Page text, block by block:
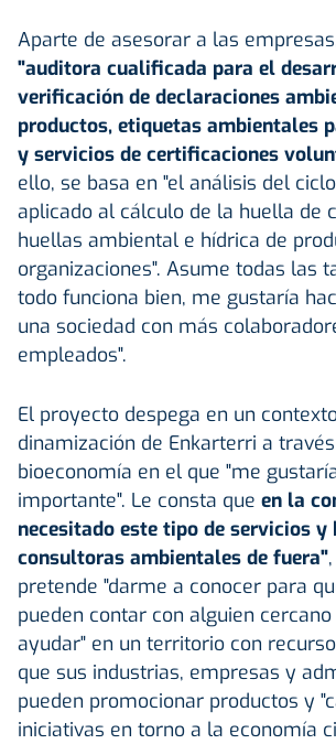
Aparte de asesorar a las
"auditora cualificada para el
verificación de declaraciones
productos, etiquetas ambientales
y servicios de certificaciones
ello, se basa en "el análisis del
aplicado al cálculo de la huella de
huellas ambiental e hídrica de
organizaciones". Asume todas las
todo funciona bien, me gustaría
una sociedad con más
empleados".
El proyecto despega en un
dinamización de Enkarterri a
bioeconomía en el que "me
importante". Le consta que en la
necesitado este tipo de servicios y
consultoras ambientales de fuera"
pretende "darme a conocer para
pueden contar con alguien
ayudar" en un territorio con
que sus industrias, empresas y
pueden promocionar productos y
iniciativas en torno a la economía